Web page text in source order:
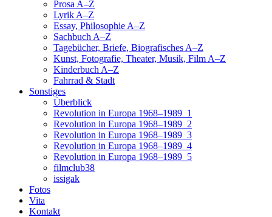
Prosa A–Z
Lyrik A–Z
Essay, Philosophie A–Z
Sachbuch A–Z
Tagebücher, Briefe, Biografisches A–Z
Kunst, Fotografie, Theater, Musik, Film A–Z
Kinderbuch A–Z
Fahrrad & Stadt
Sonstiges
Überblick
Revolution in Europa 1968–1989_1
Revolution in Europa 1968–1989_2
Revolution in Europa 1968–1989_3
Revolution in Europa 1968–1989_4
Revolution in Europa 1968–1989_5
filmclub38
issigak
Fotos
Vita
Kontakt